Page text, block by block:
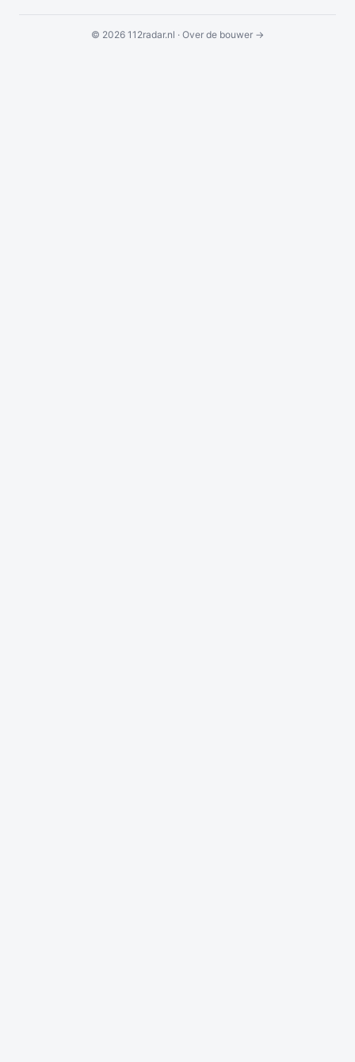
© 2026 112radar.nl · Over de bouwer →